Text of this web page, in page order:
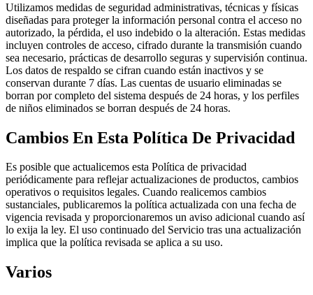
Utilizamos medidas de seguridad administrativas, técnicas y físicas
diseñadas para proteger la información personal contra el acceso no
autorizado, la pérdida, el uso indebido o la alteración. Estas medidas
incluyen controles de acceso, cifrado durante la transmisión cuando
sea necesario, prácticas de desarrollo seguras y supervisión continua.
Los datos de respaldo se cifran cuando están inactivos y se
conservan durante 7 días. Las cuentas de usuario eliminadas se
borran por completo del sistema después de 24 horas, y los perfiles
de niños eliminados se borran después de 24 horas.
Cambios En Esta Política De Privacidad
Es posible que actualicemos esta Política de privacidad
periódicamente para reflejar actualizaciones de productos, cambios
operativos o requisitos legales. Cuando realicemos cambios
sustanciales, publicaremos la política actualizada con una fecha de
vigencia revisada y proporcionaremos un aviso adicional cuando así
lo exija la ley. El uso continuado del Servicio tras una actualización
implica que la política revisada se aplica a su uso.
Varios